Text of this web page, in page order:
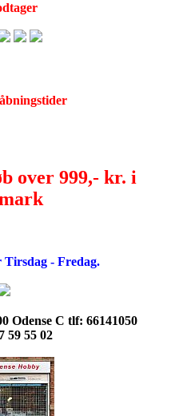
over 999,- kr. i
Tirsdag - Fredag.
Odense C tlf: 66141050
59 55 02